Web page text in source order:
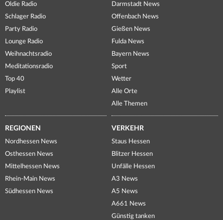
Oldie Radio
Schlager Radio
Party Radio
Lounge Radio
Weihnachtsradio
Meditationsradio
Top 40
Playlist
Darmstadt News
Offenbach News
Gießen News
Fulda News
Bayern News
Sport
Wetter
Alle Orte
Alle Themen
REGIONEN
Nordhessen News
Osthessen News
Mittelhessen News
Rhein-Main News
Südhessen News
VERKEHR
Staus Hessen
Blitzer Hessen
Unfälle Hessen
A3 News
A5 News
A661 News
Günstig tanken